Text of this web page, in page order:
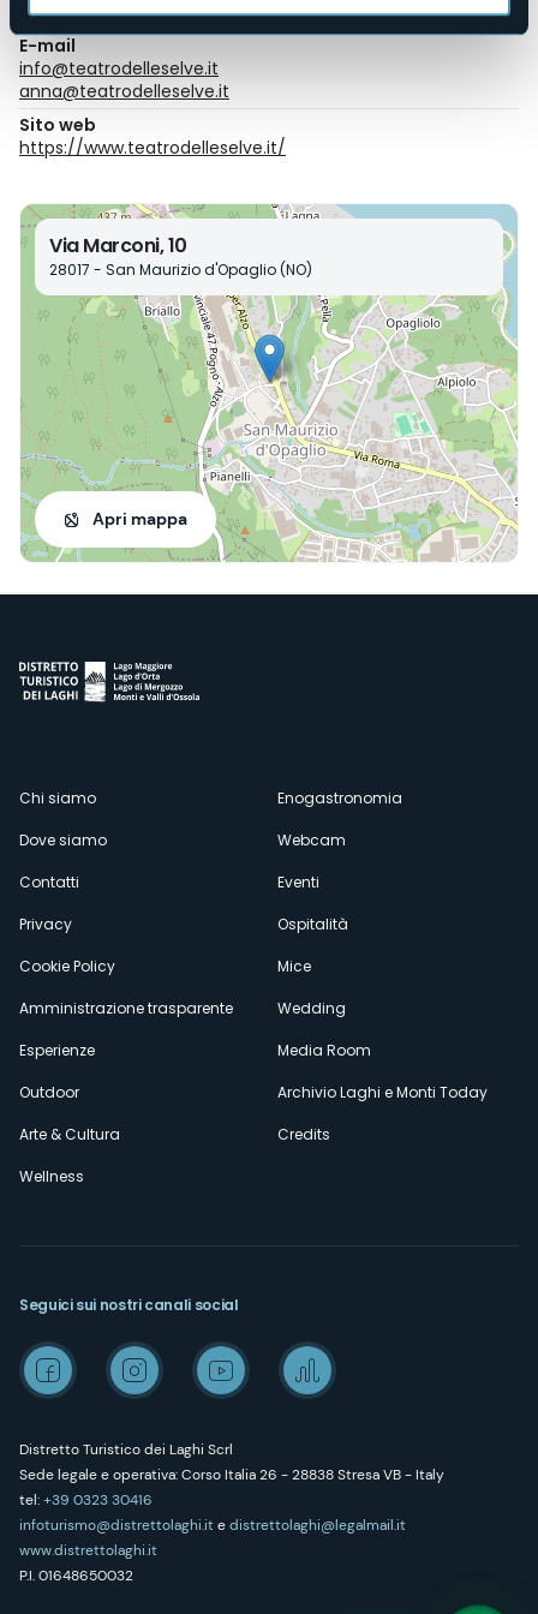
+393393117032
E-mail
info@teatrodelleselve.it
anna@teatrodelleselve.it
Sito web
https://www.teatrodelleselve.it/
Via Marconi, 10
28017 - San Maurizio d'Opaglio (NO)
Apri mappa
Menù
secondario
Chi siamo
Dove siamo
Contatti
Privacy
Cookie Policy
Amministrazione trasparente
Esperienze
Outdoor
Arte & Cultura
Wellness
Enogastronomia
Webcam
Eventi
Ospitalità
Mice
Wedding
Media Room
Archivio Laghi e Monti Today
Credits
Distretto Turistico dei Laghi Scrl
Sede legale e operativa: Corso Italia 26 - 28838 Stresa VB - Italy
tel:+39 0323 30416
infoturismo@distrettolaghi.itedistrettolaghi@legalmail.it
www.distrettolaghi.it
P.I. 01648650032
Seguici sui nostri canali social